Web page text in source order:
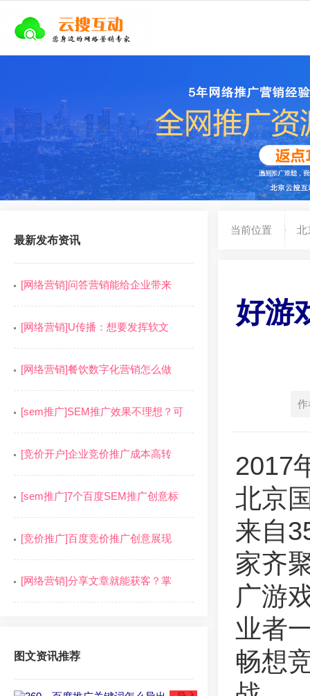
最新发布资讯
[网络营销]问答营销能给企业带来
[网络营销]U传播：想要发挥软文
[网络营销]餐饮数字化营销怎么做
[sem推广]SEM推广效果不理想？可
[竞价开户]企业竞价推广成本高转
[sem推广]7个百度SEM推广创意标
[竞价推广]百度竞价推广创意展现
[网络营销]分享文章就能获客？掌
图文资讯推荐
当前位置 北
好游
作
2017
北京
来自
家齐
广游
业者
畅想